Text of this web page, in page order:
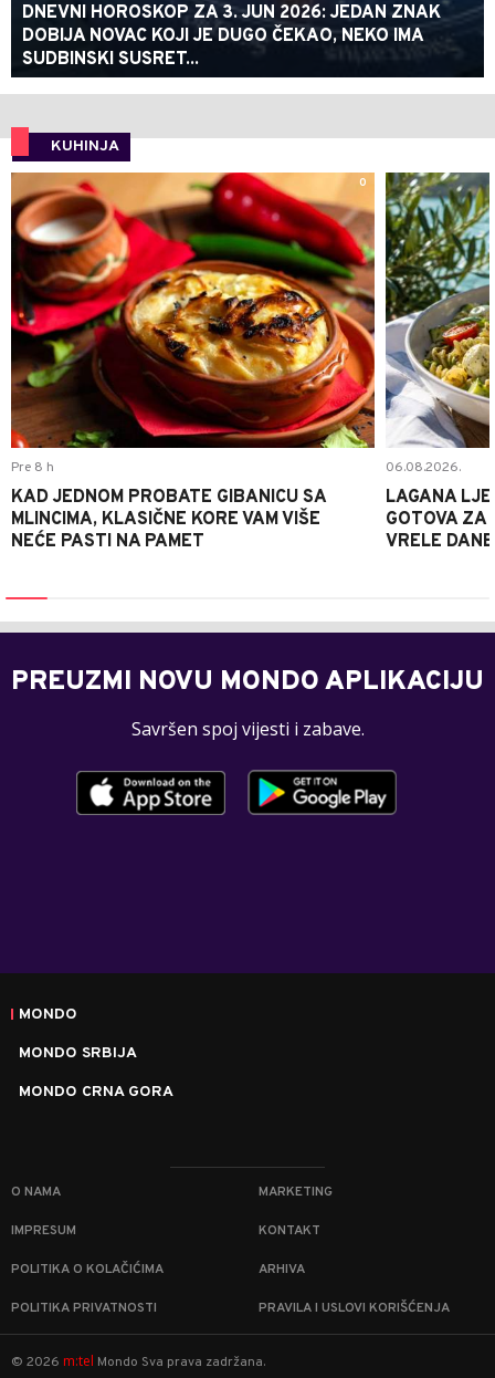
DNEVNI HOROSKOP ZA 3. JUN 2026: JEDAN ZNAK
DOBIJA NOVAC KOJI JE DUGO ČEKAO, NEKO IMA
SUDBINSKI SUSRET...
KUHINJA
0
Pre 8 h
KAD JEDNOM PROBATE GIBANICU SA
MLINCIMA, KLASIČNE KORE VAM VIŠE
NEĆE PASTI NA PAMET
06.08.2026.
LAGANA
GOTOVA ZA
VRELE DANE
PREUZMI NOVU MONDO APLIKACIJU
Savršen spoj vijesti i zabave.
MONDO
MONDO SRBIJA
MONDO CRNA GORA
O NAMA MARKETING
IMPRESUM KONTAKT
POLITIKA O KOLAČIĆIMA ARHIVA
POLITIKA PRIVATNOSTI PRAVILA I USLOVI KORIŠĆENJA
© 2026 m:tel Mondo Sva prava zadržana.